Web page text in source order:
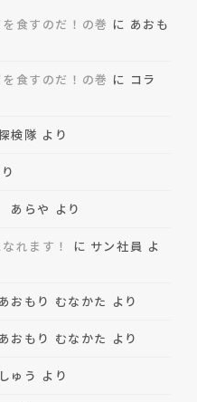
食すのだ！の巻 に あおも
食すのだ！の巻 に コラ
検隊 より
あらや より
れます！ に サン社員 よ
あおもり むなかた より
あおもり むなかた より
しゅう より